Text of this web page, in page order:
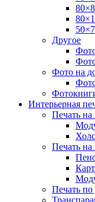
Другое
Фото на
Интерьерная
Печать на
Печать на
Печать по